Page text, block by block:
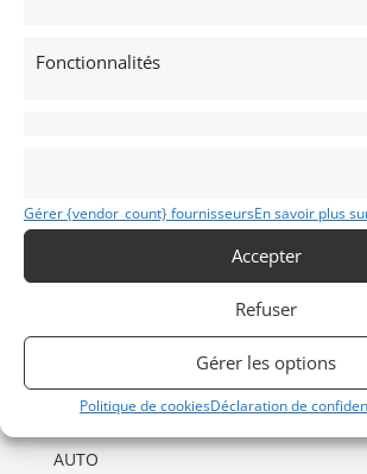
Fonctionnalités
Gérer {vendor_count} fournisseursEn savoir plus
Accepter
Refuser
Gérer les options
Politique de cookiesDéclaration de
INFORMATIONS
Déclaration de confidentialité (UE)
Politique de cookies (UE)
AUTO